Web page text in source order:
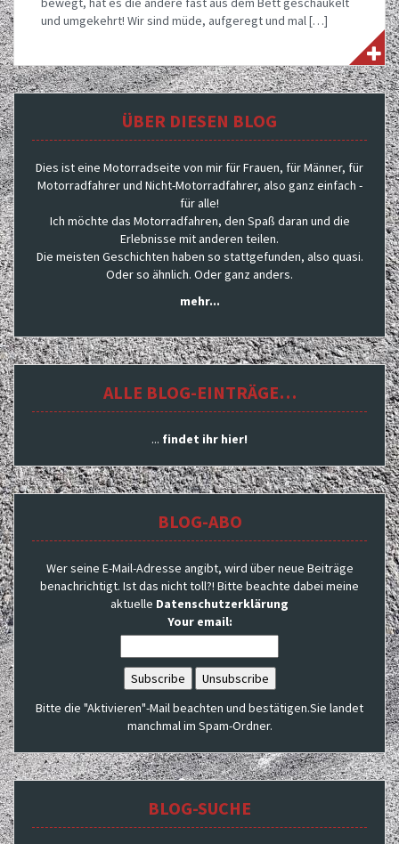
und umgekehrt! Wir sind müde, aufgeregt und mal […]
ÜBER DIESEN BLOG
Dies ist eine Motorradseite von mir für Frauen, für Männer, für
Motorradfahrer und Nicht-Motorradfahrer, also ganz einfach -
für alle!
Ich möchte das Motorradfahren, den Spaß daran und die
Erlebnisse mit anderen teilen.
Die meisten Geschichten haben so stattgefunden, also quasi.
Oder so ähnlich. Oder ganz anders.
mehr...
ALLE BLOG-EINTRÄGE…
... findet ihr hier!
BLOG-ABO
Wer seine E-Mail-Adresse angibt, wird über neue Beiträge
benachrichtigt. Ist das nicht toll?! Bitte beachte dabei meine
aktuelle Datenschutzerklärung
Your email:
Bitte die "Aktivieren"-Mail beachten und bestätigen.Sie landet
manchmal im Spam-Ordner.
BLOG-SUCHE